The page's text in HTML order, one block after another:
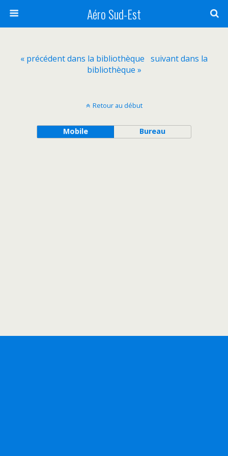
Aéro Sud-Est
« précédent dans la bibliothèque suivant dans la
bibliothèque »
Retour au début
Mobile Bureau